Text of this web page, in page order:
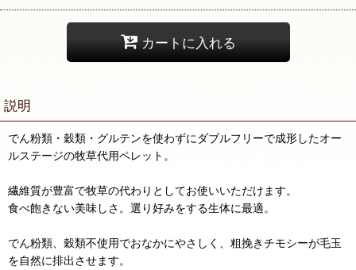
カートに入れる
説明
でん粉類・穀類・グルテンを使わずにダブルフリーで成形したオー
ルステージの牧草代用ペレット。
繊維質が豊富で牧草の代わりとしてお使いいただけます。
食べ飽きない美味しさ。選り好みをする生体に最適。
でん粉類、穀類不使用でおなかにやさしく、粗挽きチモシーが毛玉
を自然に排出させます。